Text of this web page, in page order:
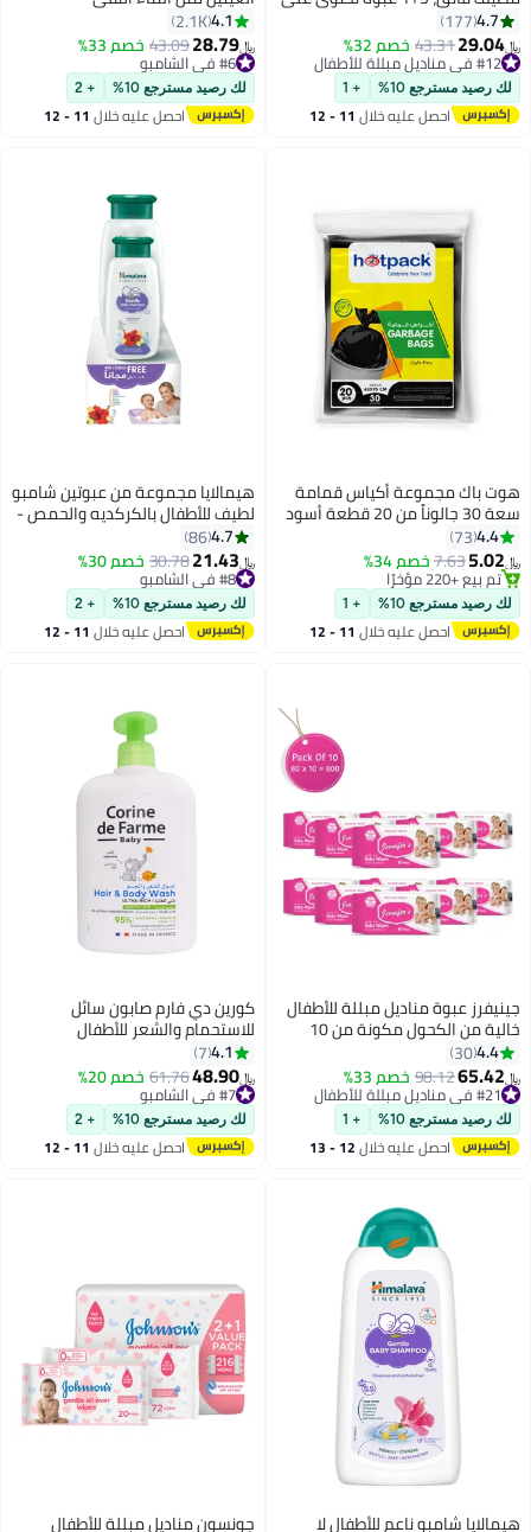
48 منديلًا، 192 إجمالي العدد4.7
177
﷼‏29.04
43.31خصم 32% #12 في مناديل مبللة للأطفال
أقل سعر في 7 يوم
#12 في مناديل مبللة للأطفال
لك رصيد مسترجع 10% + 1
احصل عليه خلال 11 - 12
4.1
2.1K
﷼‏28.79
43.09خصم 33% #6 في الشامبو
تم بيع +120 مؤخرًا
#6 في الشامبو
لك رصيد مسترجع 10% + 2
احصل عليه خلال 11 - 12
هوت باك مجموعة أكياس قمامة
سعة 30 جالوناً من 20 قطعة أسود
65x95سم4.4
73
﷼‏5.02
7.63خصم 34%
#10 في مستلزمات التنظيف
بتخلّص بسرعة
تم بيع +220 مؤخرًا
#10 في مستلزمات التنظيف
لك رصيد مسترجع 10% + 1
احصل عليه خلال 11 - 12
هيمالايا مجموعة من عبوتين شامبو
لطيف للأطفال بالكركديه والحمص -
4.7
86
﷼‏21.43
30.78خصم 30% #8 في الشامبو
أقل سعر في 30 يوم
#8 في الشامبو
لك رصيد مسترجع 10% + 2
احصل عليه خلال 11 - 12
جينيفرز عبوة مناديل مبللة للأطفال
خالية من الكحول مكونة من 10
عبوات، 800 منديل
4.4
30
﷼‏65.42
98.12خصم 33% #21 في مناديل مبللة للأطفال
بتخلّص بسرعة
#21 في مناديل مبللة للأطفال
لك رصيد مسترجع 10% + 1
احصل عليه خلال 12 - 13
كورين دي فارم صابون سائل
للاستحمام والشعر للأطفال
4.1
7
﷼‏48.90
61.76خصم 20% #7 في الشامبو
بتخلّص بسرعة
#7 في الشامبو
لك رصيد مسترجع 10% + 2
احصل عليه خلال 11 - 12
هيمالايا شامبو ناعم للأطفال لا جونسون مناديل مبللة للأطفال